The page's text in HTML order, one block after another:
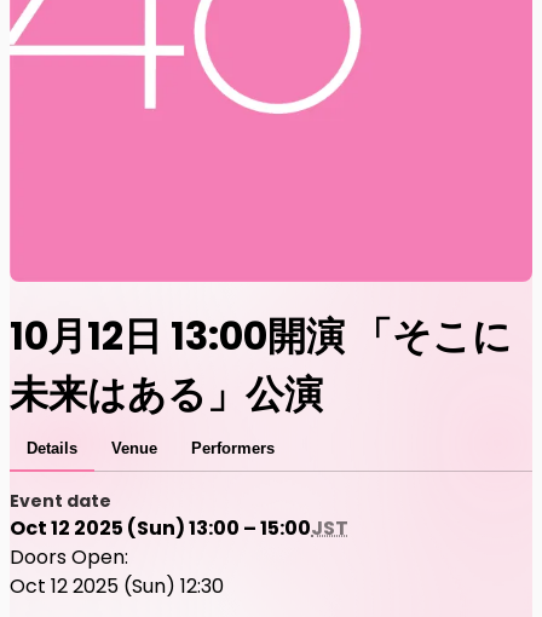
10月12日 13:00開演 「そこに
未来はある」公演
Details Venue Performers
Event date
Oct 12 2025 (Sun) 13:00 – 15:00JST
Doors Open:
Oct 12 2025 (Sun) 12:30